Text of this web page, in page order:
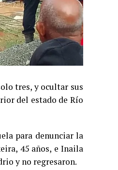
tres, y ocultar sus
del estado de Río
para denunciar la
45 años, e Inaila
y no regresaron.